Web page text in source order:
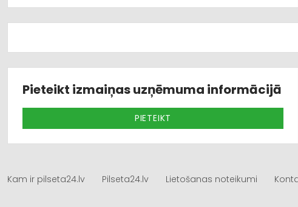
Pieteikt izmaiņas uzņēmuma informācijā
PIETEIKT
Kam ir pilseta24.lv Pilseta24.lv Lietošanas noteikumi